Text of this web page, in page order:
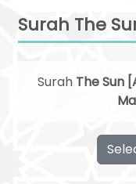
Surah The
Surah The Sun